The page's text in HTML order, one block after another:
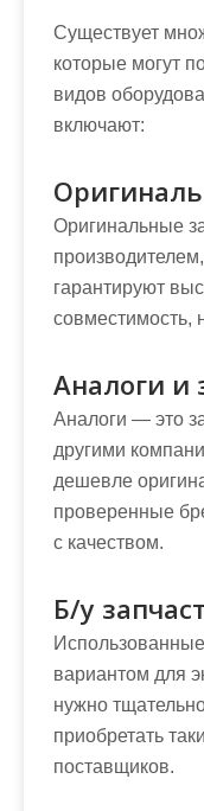
Существует
которые могут
видов
включают:
Оригинальные
гарантируют
совместимость,
Аналоги и
Аналоги — это
другими
дешевле
проверенные
с качеством.
Б/у
вариантом для
нужно
приобретать
поставщиков.